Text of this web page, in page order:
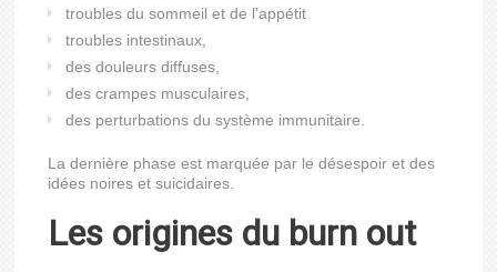
troubles du sommeil et de l’appétit
troubles intestinaux,
des douleurs diffuses,
des crampes musculaires,
des perturbations du système immunitaire.
La dernière phase est marquée par le désespoir et des
idées noires et suicidaires.
Les origines du burn out